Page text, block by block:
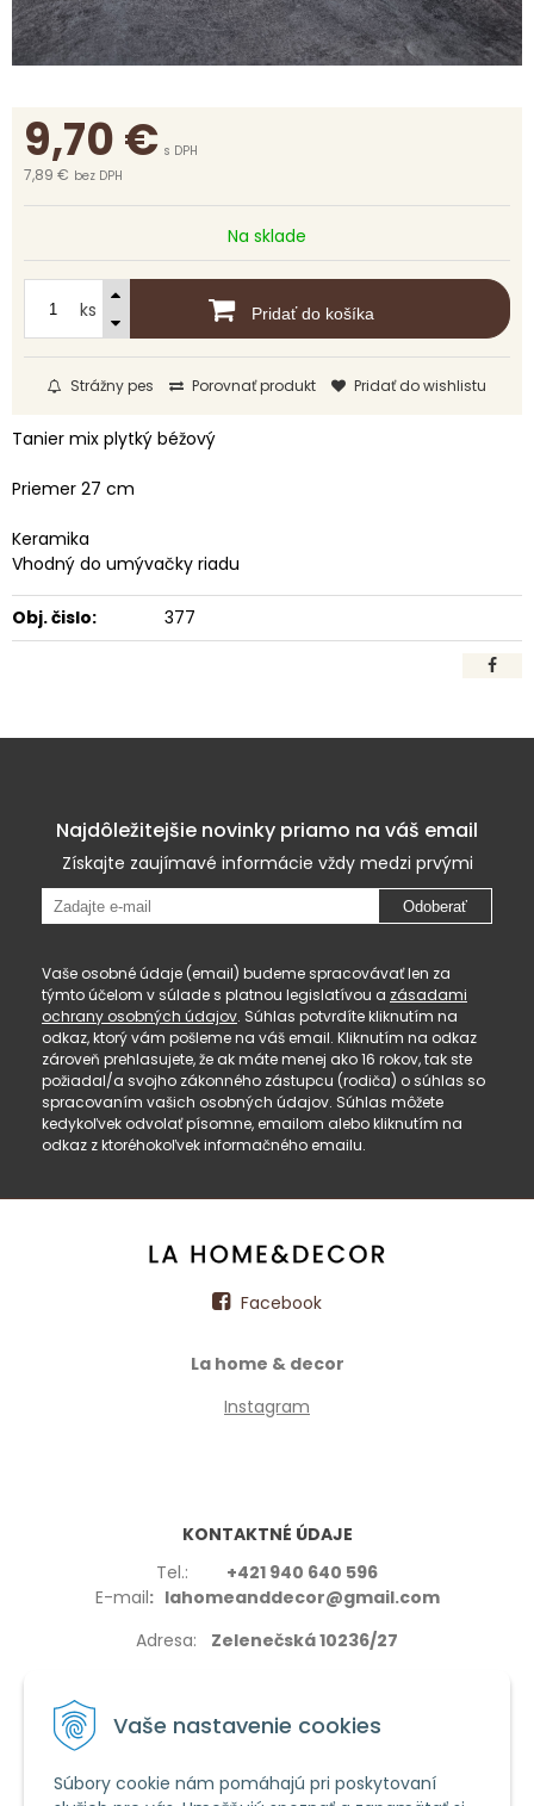
Vaše nastavenie cookies
Súbory cookie nám pomáhajú pri poskytovaní
9,70€ s DPH
7,89 € bez DPH
Na sklade
ks Pridať do košíka
Strážny pes Porovnať produkt Pridať do wishlistu
Tanier mix plytký béžový
Priemer 27 cm
Keramika
Vhodný do umývačky riadu
Obj. čislo: 377
Najdôležitejšie novinky priamo na váš email
Získajte zaujímavé informácie vždy medzi prvými
Odoberať
Vaše osobné údaje (email) budeme spracovávať len za
týmto účelom v súlade s platnou legislatívou a zásadami
ochrany osobných údajov. Súhlas potvrdíte kliknutím na
odkaz, ktorý vám pošleme na váš email. Kliknutím na odkaz
zároveň prehlasujete, že ak máte menej ako 16 rokov, tak ste
požiadal/a svojho zákonného zástupcu (rodiča) o súhlas so
spracovaním vašich osobných údajov. Súhlas môžete
kedykoľvek odvolať písomne, emailom alebo kliknutím na
odkaz z ktoréhokoľvek informačného emailu.
Facebook
La home & decor
Instagram
KONTAKTNÉ ÚDAJE
Tel.: +421 940 640 596
E-mail: lahomeanddecor@gmail.com
Adresa: Zelenečská 10236/27